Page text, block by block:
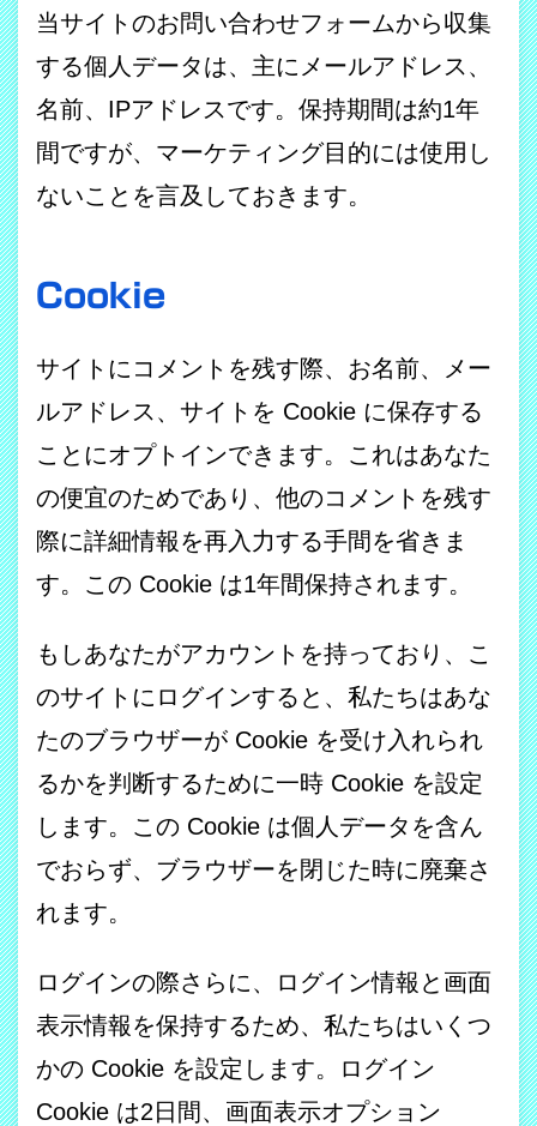
当サイトのお問い合わせフォームから収集
する個人データは、主にメールアドレス、
名前、 IPアドレスです。保持期間は約1年
間ですが、マーケティング目的には使用し
ないことを言及しておきます。
Cookie
サイトにコメントを残す際、お名前、メー
ルアドレス、サイトを Cookie に保存する
ことにオプトインできます。これはあなた
の便宜のためであり、他のコメントを残す
際に詳細情報を再入力する手間を省きま
す。この Cookie は1年間保持されます。
もしあなたがアカウントを持っており、こ
のサイトにログインすると、私たちはあな
たのブラウザーが Cookie を受け入れられ
るかを判断するために一時 Cookie を設定
します。この Cookie は個人データを含ん
でおらず、ブラウザーを閉じた時に廃棄さ
れます。
ログインの際さらに、ログイン情報と画面
表示情報を保持するため、私たちはいくつ
かの Cookie を設定します。ログイン
Cookie は2日間、画面表示オプション